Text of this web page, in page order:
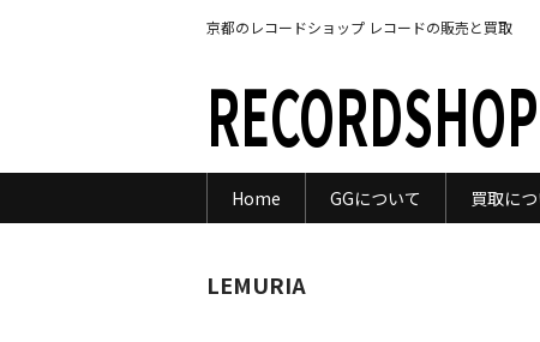
京都のレコードショップ レコードの販売と買取
Home GGについて 買取に
LEMURIA